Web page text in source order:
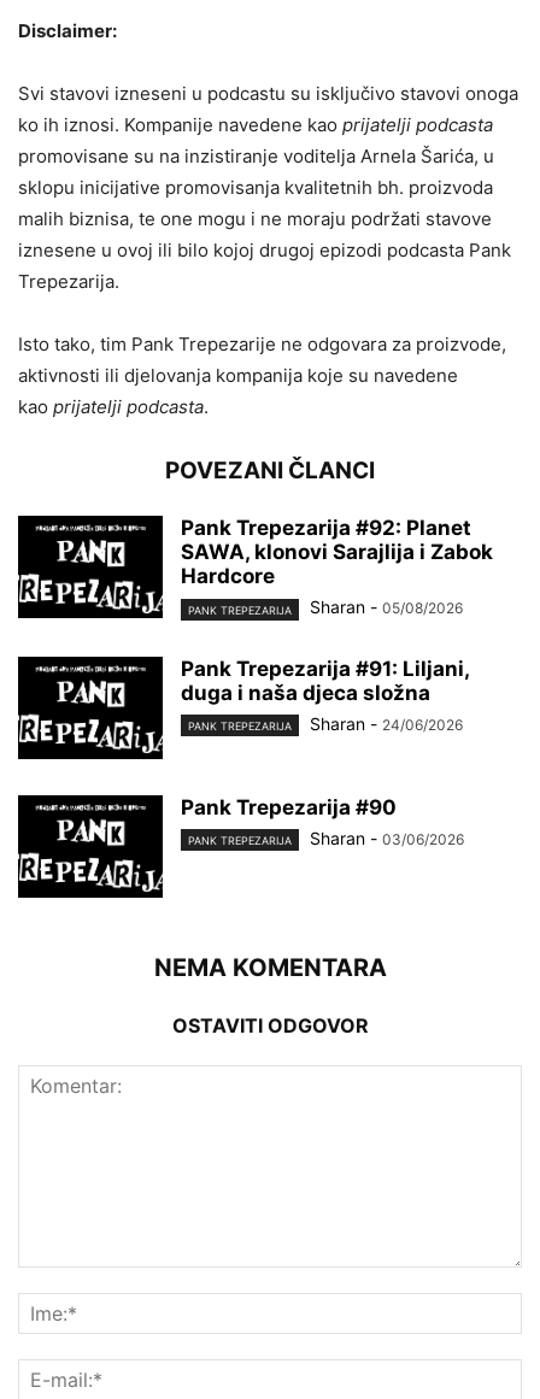
Disclaimer:
Svi stavovi izneseni u podcastu su isključivo stavovi onoga
ko ih iznosi. Kompanije navedene kao prijatelji podcasta
promovisane su na inzistiranje voditelja Arnela Šarića, u
sklopu inicijative promovisanja kvalitetnih bh. proizvoda
malih biznisa, te one mogu i ne moraju podržati stavove
iznesene u ovoj ili bilo kojoj drugoj epizodi podcasta Pank
Trepezarija.
Isto tako, tim Pank Trepezarije ne odgovara za proizvode,
aktivnosti ili djelovanja kompanija koje su navedene
kao prijatelji podcasta.
POVEZANI ČLANCI
Pank Trepezarija #92: Planet
SAWA, klonovi Sarajlija i Zabok
Hardcore
PANK TREPEZARIJA Sharan - 05/08/2026
Pank Trepezarija #91: Liljani,
duga i naša djeca složna
PANK TREPEZARIJA Sharan - 24/06/2026
Pank Trepezarija #90
PANK TREPEZARIJA Sharan - 03/06/2026
NEMA KOMENTARA
OSTAVITI ODGOVOR